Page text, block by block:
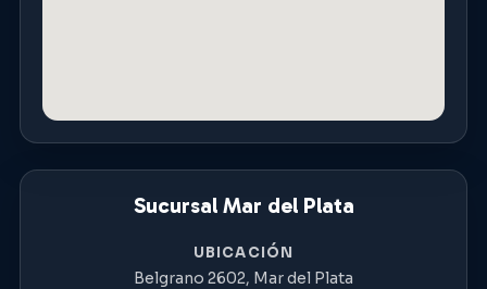
Sucursal Mar del Plata
UBICACIÓN
Belgrano 2602, Mar del Plata